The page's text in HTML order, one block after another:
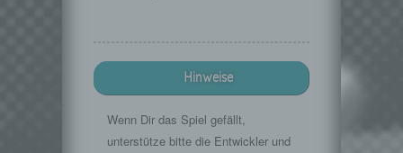
Hinweise
Wenn Dir das Spiel gefällt,
unterstütze bitte die Entwickler und